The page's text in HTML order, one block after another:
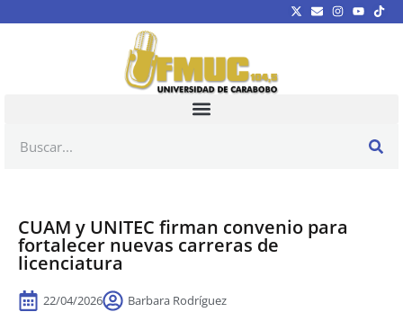
CUAM y UNITEC firman convenio para
fortalecer nuevas carreras de
licenciatura
22/04/2026 Barbara Rodríguez